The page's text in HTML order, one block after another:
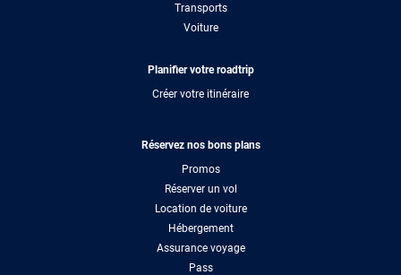
Transports
Voiture
Planifier votre roadtrip
Créer votre itinéraire
Réservez nos bons plans
Promos
Réserver un vol
Location de voiture
Hébergement
Assurance voyage
Pass